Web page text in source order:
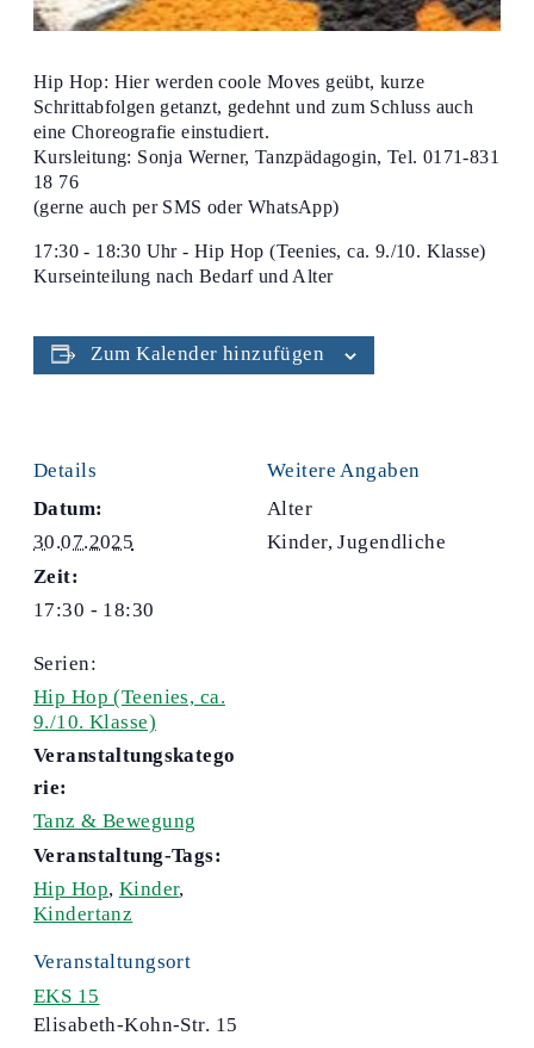
Hip Hop: Hier werden coole Moves geübt, kurze
Schrittabfolgen getanzt, gedehnt und zum Schluss auch
eine Choreografie einstudiert.
Kursleitung: Sonja Werner, Tanzpädagogin, Tel. 0171-831
18 76
(gerne auch per SMS oder WhatsApp)
17:30 - 18:30 Uhr - Hip Hop (Teenies, ca. 9./10. Klasse)
Kurseinteilung nach Bedarf und Alter
Zum Kalender hinzufügen
Details
Datum:
30.07.2025
Zeit:
17:30 - 18:30
Serien:
Hip Hop (Teenies, ca.
9./10. Klasse)
Veranstaltungskatego
rie:
Tanz & Bewegung
Veranstaltung-Tags:
Hip Hop, Kinder,
Kindertanz
Veranstaltungsort
EKS 15
Elisabeth-Kohn-Str. 15
Weitere Angaben
Alter
Kinder, Jugendliche